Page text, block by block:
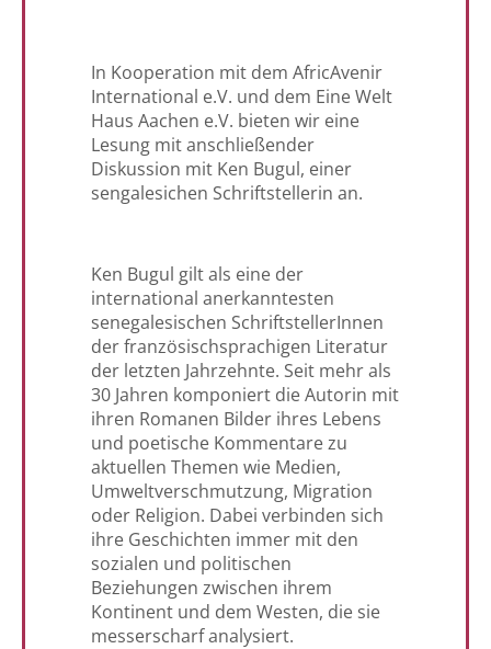
In Kooperation mit dem AfricAvenir
International e.V. und dem Eine Welt
Haus Aachen e.V. bieten wir eine
Lesung mit anschließender
Diskussion mit Ken Bugul, einer
sengalesichen Schriftstellerin an.
Ken Bugul gilt als eine der
international anerkanntesten
senegalesischen SchriftstellerInnen
der französischsprachigen Literatur
der letzten Jahrzehnte. Seit mehr als
30 Jahren komponiert die Autorin mit
ihren Romanen Bilder ihres Lebens
und poetische Kommentare zu
aktuellen Themen wie Medien,
Umweltverschmutzung, Migration
oder Religion. Dabei verbinden sich
ihre Geschichten immer mit den
sozialen und politischen
Beziehungen zwischen ihrem
Kontinent und dem Westen, die sie
messerscharf analysiert.